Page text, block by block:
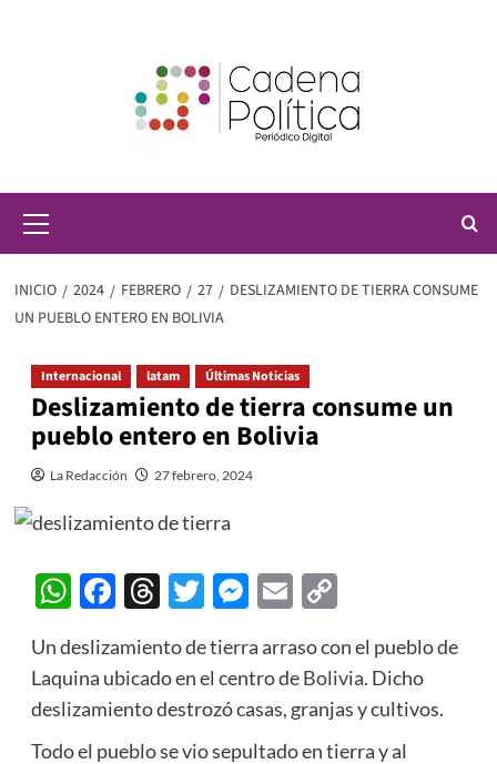
principal
INICIO 2024 FEBRERO 27
DESLIZAMIENTO DE TIERRA CONSUME
UN PUEBLO ENTERO EN BOLIVIA
Internacional latam Últimas Noticias
Deslizamiento de tierra consume un
pueblo entero en Bolivia
La Redacción 27 febrero, 2024
WhatsApp
Facebook
Threads
Twitter
Messenger
EmailCopy
Un deslizamiento de tierra arraso con el pueblo de
Laquina ubicado en el centro deBolivia. Dicho
deslizamiento destrozó casas, granjas y cultivos.
Todo el pueblo se vio sepultado en tierra y al